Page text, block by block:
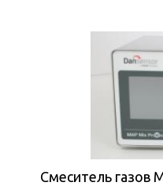
Смеситель газов